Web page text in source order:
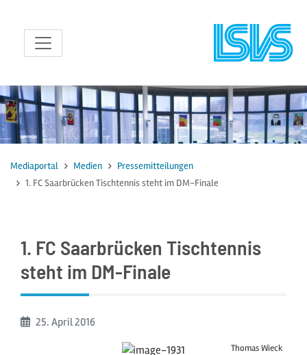
zum Inhalt
Mediaportal Medien
Pressemitteilungen
1. FC Saarbrücken Tischtennis steht im DM-Finale
1. FC Saarbrücken Tischtennis
steht im DM-Finale
Beginn:
25. April2016
Thomas Wieck